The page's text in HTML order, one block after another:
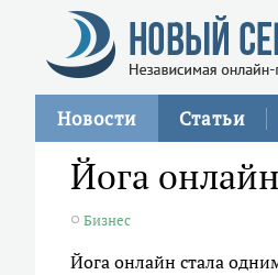
Новости Статьи
Йога
Бизнес
Йога онлайн стала